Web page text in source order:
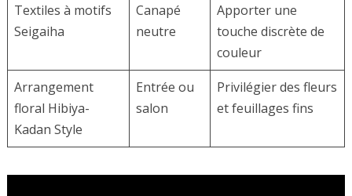
Textiles à motifs
Seigaiha
Canapé
neutre
Apporter une
touche discrète de
couleur
Arrangement
floral Hibiya-
Kadan Style
Entrée ou
salon
Privilégier des fleurs
et feuillages fins